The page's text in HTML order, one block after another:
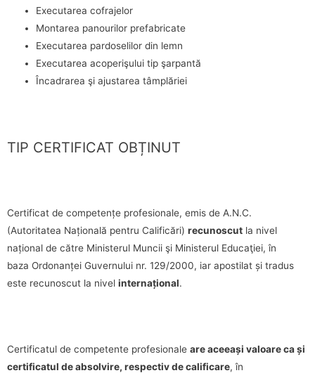
Executarea cofrajelor
Montarea panourilor prefabricate
Executarea pardoselilor din lemn
Executarea acoperişului tip şarpantă
Încadrarea şi ajustarea tâmplăriei
TIP CERTIFICAT OBȚINUT
Certificat de competențe profesionale, emis de A.N.C.
(Autoritatea Națională pentru Calificări) recunoscut la nivel
național de către Ministerul Muncii şi Ministerul Educaţiei, în
baza Ordonanței Guvernului nr. 129/2000, iar apostilat și tradus
este recunoscut la nivel internațional.
Certificatul de competente profesionale are aceeași valoare ca și
certificatul de absolvire, respectiv de calificare, în